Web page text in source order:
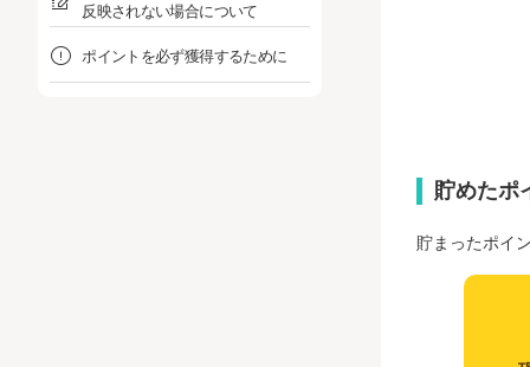
反映されない場合について
ポイントを必ず獲得するために
貯めたポ
貯まったポイ